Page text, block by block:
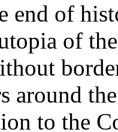
end of
of
around
to the